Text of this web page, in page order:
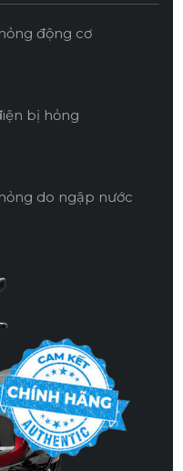
động cơ
bị hỏng
do ngập nước